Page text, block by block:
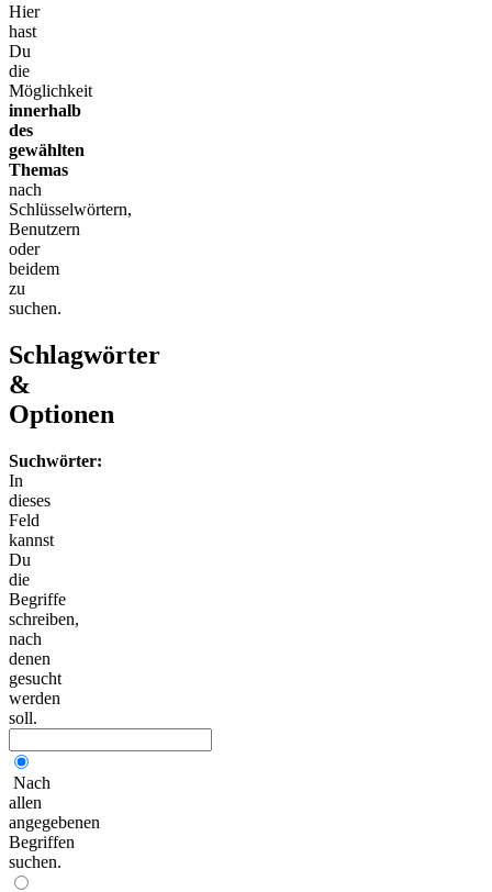
Hier
hast
Du
die
Möglichkeit
innerhalb
des
gewählten
Themas
nach
Schlüsselwörtern,
Benutzern
oder
beidem
zu
suchen.
Schlagwörter
&
Optionen
Suchwörter:
In
dieses
Feld
kannst
Du
die
Begriffe
schreiben,
nach
denen
gesucht
werden
soll.
Nach
allen
angegebenen
Begriffen
suchen.